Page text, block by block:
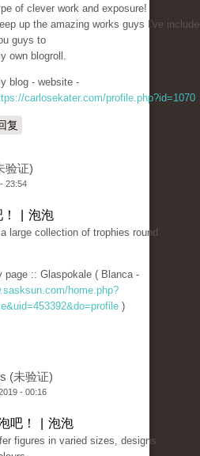
of clever work and exposure!
up the amazing works guys I've
guys to
own blogroll.
blog - website -
carlosekater.com/profile.php?id=1070
复
验证)
23:54
！ | 泡泡
large collection of trophies round
page :: Glaspokale ( Blanca -
home.php?
)
(未验证)
- 00:16
吧！ | 泡泡
figures in varied sizes, designs